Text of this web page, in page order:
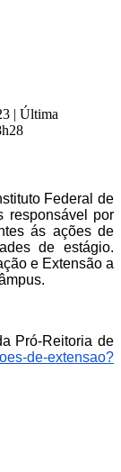
| Última
Federal de
responsável por
ás ações de
de estágio.
e Extensão a
Pró-Reitoria de
de-extensao?